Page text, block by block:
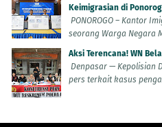
Keimigrasian di
PONOROGO – Kantor
seorang Warga Negara
Aksi Terencana! WN
Denpasar — Kepolisian
pers terkait kasus